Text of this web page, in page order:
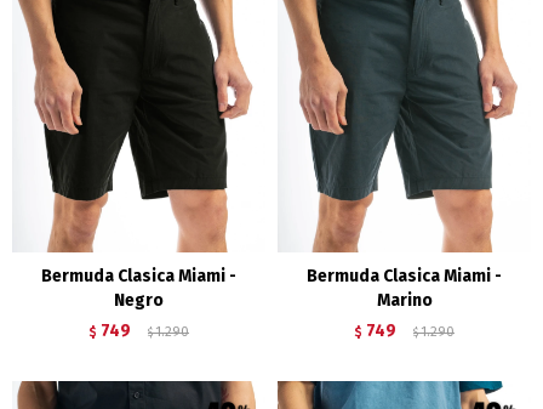
Bermuda Clasica Miami -
Negro
$ 749 $ 1.290
Bermuda Clasica Miami -
Marino
$ 749 $ 1.290